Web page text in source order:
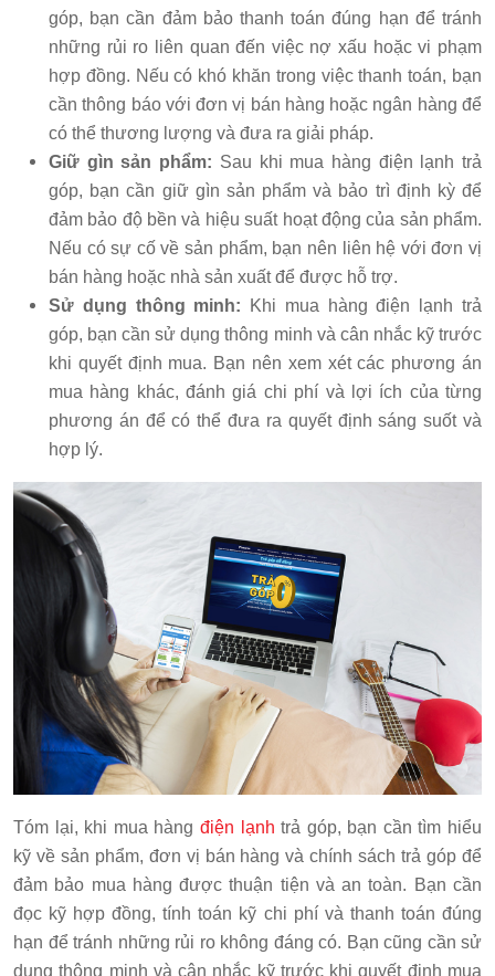
góp, bạn cần đảm bảo thanh toán đúng hạn để tránh
những rủi ro liên quan đến việc nợ xấu hoặc vi phạm
hợp đồng. Nếu có khó khăn trong việc thanh toán, bạn
cần thông báo với đơn vị bán hàng hoặc ngân hàng để
có thể thương lượng và đưa ra giải pháp.
Giữ gìn sản phẩm: Sau khi mua hàng điện lạnh trả
góp, bạn cần giữ gìn sản phẩm và bảo trì định kỳ để
đảm bảo độ bền và hiệu suất hoạt động của sản phẩm.
Nếu có sự cố về sản phẩm, bạn nên liên hệ với đơn vị
bán hàng hoặc nhà sản xuất để được hỗ trợ.
Sử dụng thông minh: Khi mua hàng điện lạnh trả
góp, bạn cần sử dụng thông minh và cân nhắc kỹ trước
khi quyết định mua. Bạn nên xem xét các phương án
mua hàng khác, đánh giá chi phí và lợi ích của từng
phương án để có thể đưa ra quyết định sáng suốt và
hợp lý.
Tóm lại, khi mua hàng điện lạnh trả góp, bạn cần tìm hiểu
kỹ về sản phẩm, đơn vị bán hàng và chính sách trả góp để
đảm bảo mua hàng được thuận tiện và an toàn. Bạn cần
đọc kỹ hợp đồng, tính toán kỹ chi phí và thanh toán đúng
hạn để tránh những rủi ro không đáng có. Bạn cũng cần sử
dụng thông minh và cân nhắc kỹ trước khi quyết định mua